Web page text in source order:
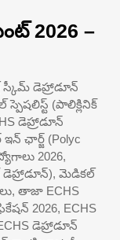
2026 –
స్కీమ్ డెహ్రాడూన్
(పాలిక్లినిక్
డెహ్రాడూన్
ఛార్జ్ (Polyc
2026,
డెహ్రాడూన్), మెడికల్
తాజా ECHS
2026, ECHS
డెహ్రాడూన్